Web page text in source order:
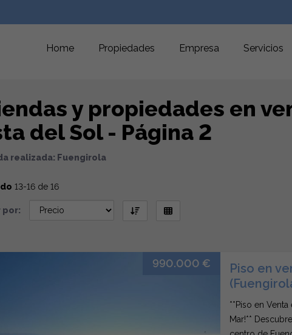
Home Propiedades Empresa Servicios
y propiedades en
del Sol - Página 2
realizada: Fuengirola
13-16 de 16
por:
990.000 €
Piso en
**Piso en
Mar!**